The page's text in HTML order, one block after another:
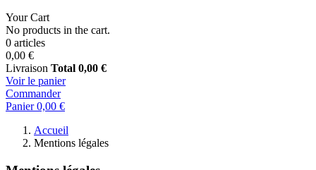
Your Cart
No products in the cart.
0 articles
0,00 €
Livraison Total 0,00 €
Voir le panier
Commander
Panier 0,00 €
Accueil
Mentions légales